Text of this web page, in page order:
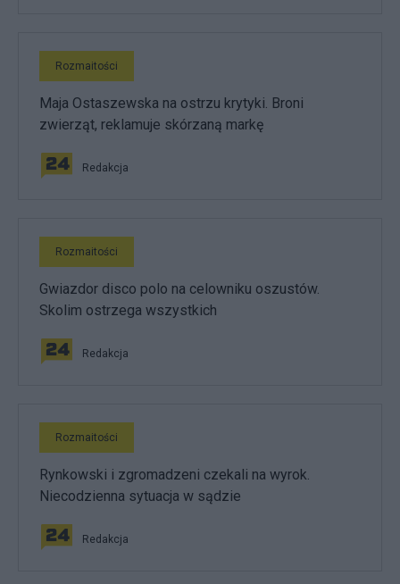
Rozmaitości
Maja Ostaszewska na ostrzu krytyki. Broni
zwierząt, reklamuje skórzaną markę
Redakcja
Rozmaitości
Gwiazdor disco polo na celowniku oszustów.
Skolim ostrzega wszystkich
Redakcja
Rozmaitości
Rynkowski i zgromadzeni czekali na wyrok.
Niecodzienna sytuacja w sądzie
Redakcja